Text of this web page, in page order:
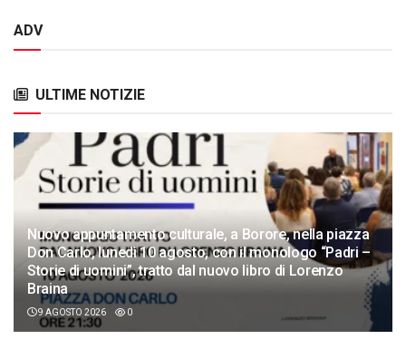
ADV
ULTIME NOTIZIE
Nuovo appuntamento culturale, a Borore, nella piazza
Don Carlo, lunedì 10 agosto, con il monologo “Padri –
Storie di uomini”, tratto dal nuovo libro di Lorenzo
Braina
9 AGOSTO 2026 0